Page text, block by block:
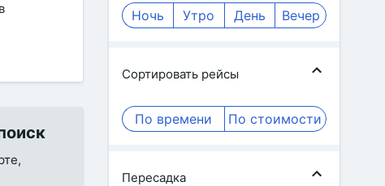
Ночь Утро День Вечер
Сортировать рейсы
По времени По стоимости
Пересадка